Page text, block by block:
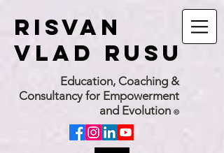
RISVAN
VLAD RUSU
Education, Coaching &
Consultancy for Empowerment
and Evolution ©